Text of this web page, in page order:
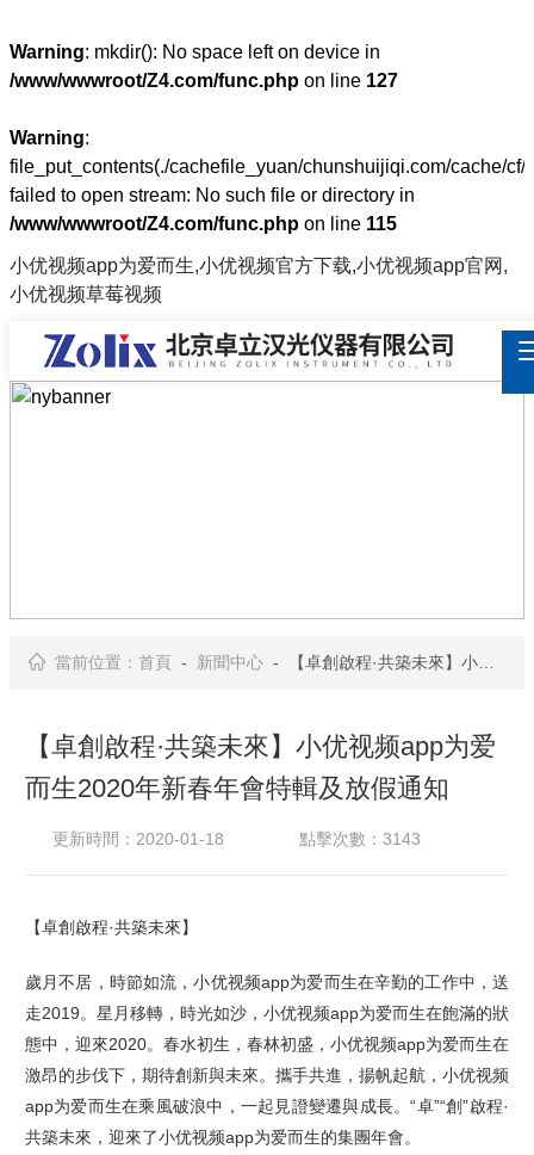
Warning: mkdir(): No space left on device in
/www/wwwroot/Z4.com/func.php on line 127
Warning:
file_put_contents(./cachefile_yuan/chunshuijiqi.com/cache/cf/
failed to open stream: No such file or directory in
/www/wwwroot/Z4.com/func.php on line 115
小优视频app为爱而生,小优视频官方下载,小优视频app官网,
小优视频草莓视频
當前位置： 首頁- 新聞中心- 【卓創啟程·共築未來】小优视频app为爱而生2020年新春年會特輯及放假通知
【卓創啟程·共築未來】小优视频app为爱
而生2020年新春年會特輯及放假通知
更新時間：2020-01-18 點擊次數：3143
【卓創啟程·共築未來】
歲月不居，時節如流，小优视频app为爱而生在辛勤的工作中，送
走2019。 星月移轉，時光如沙， 小优视频app为爱而生在飽滿的狀
態中，迎來2020。 春水初生，春林初盛，小优视频app为爱而生在
激昂的步伐下， 期待創新與未來。攜手共進，揚帆起航，小优视频
app为爱而生在乘風破浪中，一起 見證變遷與成長。“卓”“創”啟程·
共築未來， 迎來了小优视频app为爱而生的集團年會。